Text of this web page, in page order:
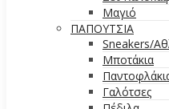
Μαγιό
ΠΑΠΟΥΤΣΙΑ
Sneakers/
Μποτάκια
Γαλότσες